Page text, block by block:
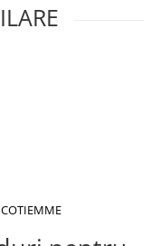
electrostatică
(opțional: 75
termică,
la 50 de ani în
TIEMME